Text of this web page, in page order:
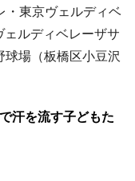
東京ヴェルディベ
ルディベレーザサ
場（板橋区小豆沢
汗を流す子どもた